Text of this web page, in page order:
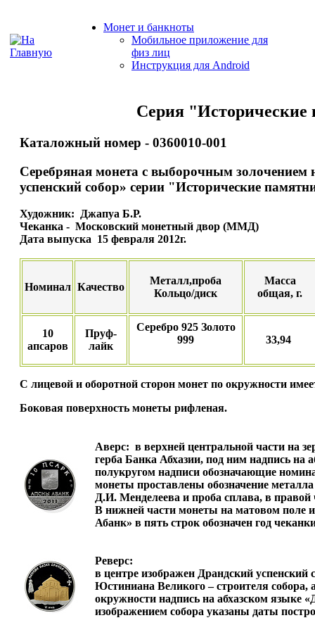
Монет и банкноты
Мобильное приложение для
физ лиц
Инструкция для Android
Серия "Исторические
Каталожный номер - 0360010-001
Серебряная монета с выборочным
успенский собор» серии "Исторические
Художник: Джапуа Б.Р.
Чеканка - Московский монетный двор (ММД)
Дата выпуска 15 февраля 2012г.
Номинал Качество
Металл,проба
Кольцо/диск
Масса
общая, г.
10
апсаров
Пруф-
лайк
Серебро 925 Золото
999
33,94
С лицевой и оборотной сторон монет по окружности
Боковая поверхность монеты рифленая.
Аверс: в верхней центральной части на
герба Банка Абхазии, под ним надпись
полукругом надписи обозначающие
монеты проставлены обозначение
Д.И. Менделеева и проба сплава, в
В нижней части монеты на матовом
Абанк» в пять строк обозначен год
Реверс:
в центре изображен Драндский успенский
Юстиниана Великого – строителя собора,
окружности надпись на абхазском языке
изображением собора указаны даты